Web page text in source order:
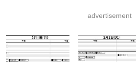
advertisement